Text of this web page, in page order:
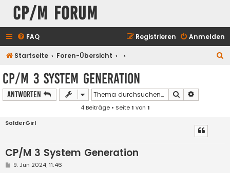
CP/M Forum
FAQ Anmelden
Registrieren
Startseite Foren-Übersicht
CP/M 3 System Generation
Antworten Suche
4 Beiträge • Seite1 von 1
SolderGirl
CP/M 3 System Generation
B9. Jun 2024, 11:46